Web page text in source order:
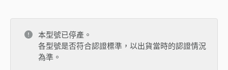
本型號已停產。
各型號是否符合認證標準，以出貨當時的認證情況
為準。